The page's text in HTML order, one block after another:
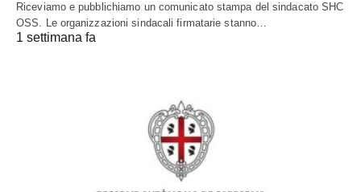
Riceviamo e pubblichiamo un comunicato stampa del sindacato SHC
OSS. Le organizzazioni sindacali firmatarie stanno…
1 settimana fa